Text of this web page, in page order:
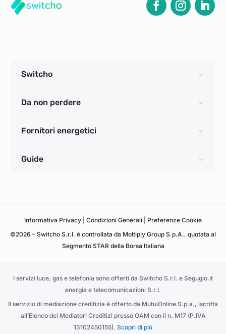
Switcho
Da non perdere
Fornitori energetici
Guide
Informativa Privacy Condizioni Generali
Preferenze Cookie
©2026 – Switcho S.r.l. è controllata da Moltiply Group S.p.A., quotata al
Segmento STAR della Borsa Italiana
I servizi luce, gas e telefonia sono offerti da Switcho S.r.l. e Segugio.it
energia e telecomunicazioni S.r.l.
Il servizio di mediazione creditizia è offerto da MutuiOnline S.p.a., iscritta
all’Elenco dei Mediatori Creditizi presso OAM con il n. M17 (P.IVA
13102450155). Scopri di più